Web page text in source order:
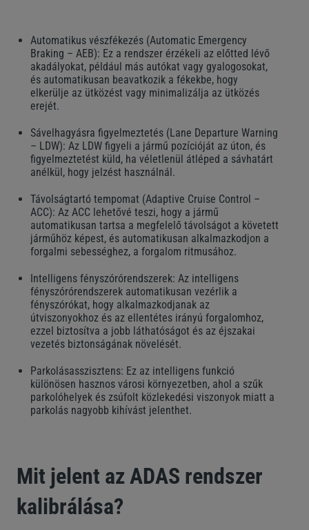
Automatikus vészfékezés (Automatic Emergency
Braking – AEB): Ez a rendszer érzékeli az előtted lévő
akadályokat, például más autókat vagy gyalogosokat,
és automatikusan beavatkozik a fékekbe, hogy
elkerülje az ütközést vagy minimalizálja az ütközés
erejét.
Sávelhagyásra figyelmeztetés (Lane Departure Warning
– LDW): Az LDW figyeli a jármű pozícióját az úton, és
figyelmeztetést küld, ha véletlenül átléped a sávhatárt
anélkül, hogy jelzést használnál.
Távolságtartó tempomat (Adaptive Cruise Control –
ACC): Az ACC lehetővé teszi, hogy a jármű
automatikusan tartsa a megfelelő távolságot a követett
járműhöz képest, és automatikusan alkalmazkodjon a
forgalmi sebességhez, a forgalom ritmusához.
Intelligens fényszórórendszerek: Az intelligens
fényszórórendszerek automatikusan vezérlik a
fényszórókat, hogy alkalmazkodjanak az
útviszonyokhoz és az ellentétes irányú forgalomhoz,
ezzel biztosítva a jobb láthatóságot és az éjszakai
vezetés biztonságának növelését.
Parkolásasszisztens: Ez az intelligens funkció
különösen hasznos városi környezetben, ahol a szűk
parkolóhelyek és zsúfolt közlekedési viszonyok miatt a
parkolás nagyobb kihívást jelenthet.
Mit jelent az ADAS rendszer
kalibrálása?